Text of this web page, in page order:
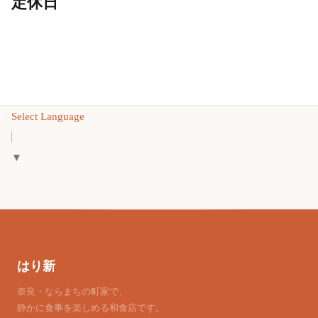
Select Language
▼
はり新
奈良・ならまちの町家で、
静かに食事を楽しめる和食店です。